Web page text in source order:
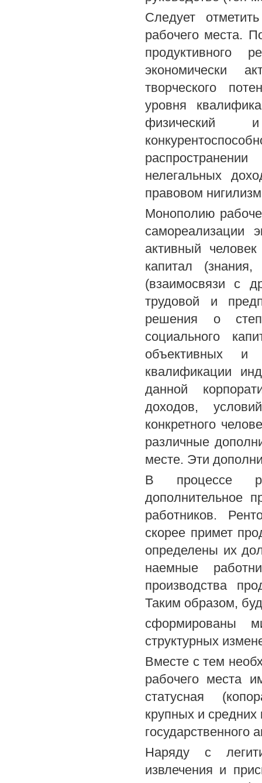
Следует
рабочего места.
продуктивного
экономически
творческого
уровня
физический
распространении
нелегальных
правовом
Монополию
самореализации
активный
капитал
(взаимосвязи с
трудовой и
решения о
социального
объективных и
квалификации
данной
доходов,
конкретного
различные
месте. Эти
В процессе
дополнительное
работников.
скорее примет
определены их
наемные
производства
Таким образом,
сформированы
структурных
Вместе с тем
рабочего места
статусная
крупных и средних
государственного
Наряду с
извлечения и